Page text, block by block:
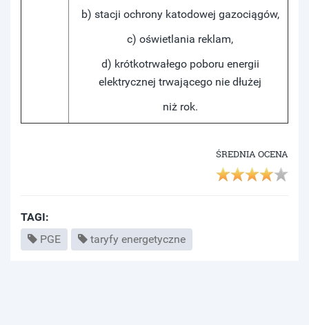
b) stacji ochrony katodowej gazociągów,
c) oświetlania reklam,
d) krótkotrwałego poboru energii
elektrycznej trwającego nie dłużej
niż rok.
ŚREDNIA OCENA
TAGI:
PGE
taryfy energetyczne